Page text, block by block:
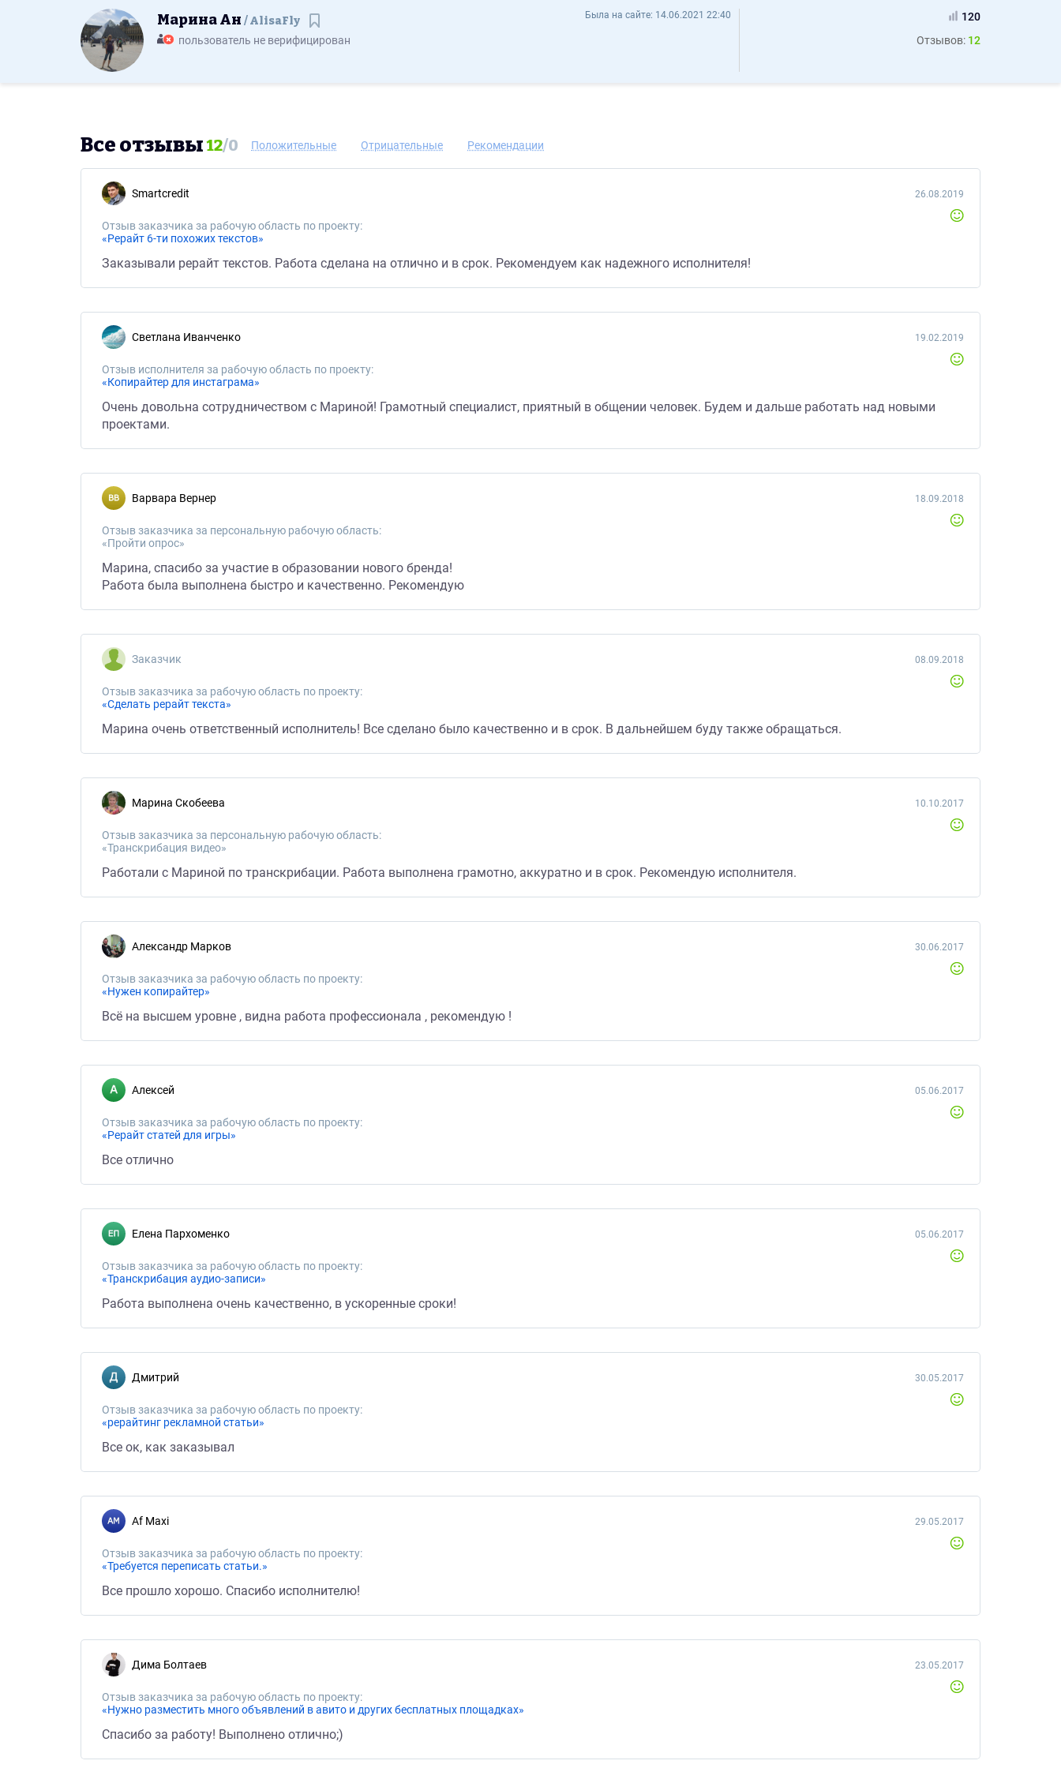
Марина Ан AlisaFly - ОтзывыБыла на сайте: 14.06.2021 22:40
Марина Ан AlisaFly
Сохранить контакт
пользователь не верифицирован
120
Отзывов: 12
Все отзывы12/0 Положительные Отрицательные Рекомендации
smartcredit
Отзыв заказчика за рабочую область по проекту:
«Рерайт 6-ти похожих текстов»
26.08.2019
Заказывали рерайт текстов. Работа сделана на отлично и в срок. Рекомендуем как надежного исполнителя!
Светлана Иванченко
Отзыв исполнителя за рабочую область по проекту:
«Копирайтер для инстаграма»
19.02.2019
Очень довольна сотрудничеством с Мариной! Грамотный специалист, приятный в общении человек. Будем и дальше работать над новыми
проектами.
Варвара Вернер
Отзыв заказчика за персональную рабочую область:
«Пройти опрос»
18.09.2018
Марина, спасибо за участие в образовании нового бренда!
Работа была выполнена быстро и качественно. Рекомендую
Заказчик
Отзыв заказчика за рабочую область по проекту:
«Сделать рерайт текста»
08.09.2018
Марина очень ответственный исполнитель! Все сделано было качественно и в срок. В дальнейшем буду также обращаться.
Марина Скобеева
Отзыв заказчика за персональную рабочую область:
«Транскрибация видео»
10.10.2017
Работали с Мариной по транскрибации. Работа выполнена грамотно, аккуратно и в срок. Рекомендую исполнителя.
Александр Марков
Отзыв заказчика за рабочую область по проекту:
«Нужен копирайтер»
30.06.2017
Всё на высшем уровне , видна работа профессионала , рекомендую !
Алексей
Отзыв заказчика за рабочую область по проекту:
«Рерайт статей для игры»
05.06.2017
Все отлично
Елена Пархоменко
Отзыв заказчика за рабочую область по проекту:
«Транскрибация аудио-записи»
05.06.2017
Работа выполнена очень качественно, в ускоренные сроки!
Дмитрий
Отзыв заказчика за рабочую область по проекту:
«рерайтинг рекламной статьи»
30.05.2017
Все ок, как заказывал
Af Мaxi
Отзыв заказчика за рабочую область по проекту:
«Требуется переписать статьи.»
29.05.2017
Все прошло хорошо. Спасибо исполнителю!
Дима Болтаев
Отзыв заказчика за рабочую область по проекту:
«Нужно разместить много объявлений в авито и других бесплатных площадках»
23.05.2017
Спасибо за работу! Выполнено отлично;)